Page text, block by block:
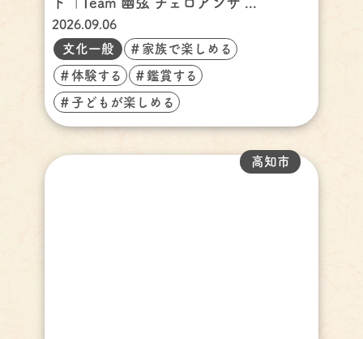
2026.09.06
文化一般
＃家族で楽しめる
＃体験する ＃鑑賞する
＃子どもが楽しめる
高知市